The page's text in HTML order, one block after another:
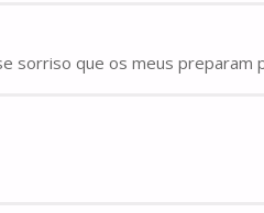
sorriso que os meus preparam